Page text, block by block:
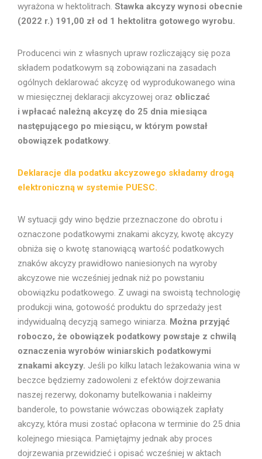
wyrażona w hektolitrach. Stawka akcyzy wynosi obecnie
(2022 r.) 191,00 zł od 1 hektolitra gotowego wyrobu.
Producenci win z własnych upraw rozliczający się poza
składem podatkowym są zobowiązani na zasadach
ogólnych deklarować akcyzę od wyprodukowanego wina
w miesięcznej deklaracji akcyzowej oraz obliczać
i wpłacać należną akcyzę do 25 dnia miesiąca
następującego po miesiącu, w którym powstał
obowiązek podatkowy.
Deklaracje dla podatku akcyzowego składamy drogą
elektroniczną w systemie PUESC.
W sytuacji gdy wino będzie przeznaczone do obrotu i
oznaczone podatkowymi znakami akcyzy, kwotę akcyzy
obniża się o kwotę stanowiącą wartość podatkowych
znaków akcyzy prawidłowo naniesionych na wyroby
akcyzowe nie wcześniej jednak niż po powstaniu
obowiązku podatkowego. Z uwagi na swoistą technologię
produkcji wina, gotowość produktu do sprzedaży jest
indywidualną decyzją samego winiarza. Można przyjąć
roboczo, że obowiązek podatkowy powstaje z chwilą
oznaczenia wyrobów winiarskich podatkowymi
znakami akcyzy. Jeśli po kilku latach leżakowania wina w
beczce będziemy zadowoleni z efektów dojrzewania
naszej rezerwy, dokonamy butelkowania i nakleimy
banderole, to powstanie wówczas obowiązek zapłaty
akcyzy, która musi zostać opłacona w terminie do 25 dnia
kolejnego miesiąca. Pamiętajmy jednak aby proces
dojrzewania przewidzieć i opisać wcześniej w aktach